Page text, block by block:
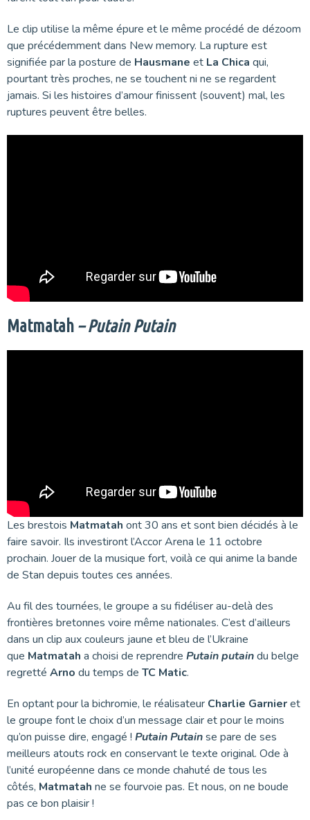
Le clip utilise la même épure et le même procédé de dézoom
que précédemment dans New memory. La rupture est
signifiée par la posture de Hausmane et La Chica qui,
pourtant très proches, ne se touchent ni ne se regardent
jamais. Si les histoires d’amour finissent (souvent) mal, les
ruptures peuvent être belles.
Matmatah – Putain Putain
Les brestois Matmatah ont 30 ans et sont bien décidés à le
faire savoir. Ils investiront l’Accor Arena le 11 octobre
prochain. Jouer de la musique fort, voilà ce qui anime la bande
de Stan depuis toutes ces années.
Au fil des tournées, le groupe a su fidéliser au-delà des
frontières bretonnes voire même nationales. C’est d’ailleurs
dans un clip aux couleurs jaune et bleu de l’Ukraine
que Matmatah a choisi de reprendre Putain putaindu belge
regretté Arno du temps de TC Matic.
En optant pour la bichromie, le réalisateur Charlie Garnieret
le groupe font le choix d’un message clair et pour le moins
qu’on puisse dire, engagé ! Putain Putainse pare de ses
meilleurs atouts rock en conservant le texte original. Ode à
l’unité européenne dans ce monde chahuté de tous les
côtés, Matmatah ne se fourvoie pas. Et nous, on ne boude
pas ce bon plaisir !